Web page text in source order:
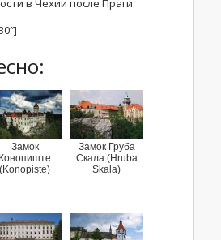
в Чехии после Праги.
Замок
Конопиште
(Konopiste)
Замок Груба
Скала (Hruba
Skala)